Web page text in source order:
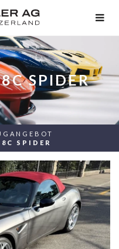
SPIDER
SPIDER